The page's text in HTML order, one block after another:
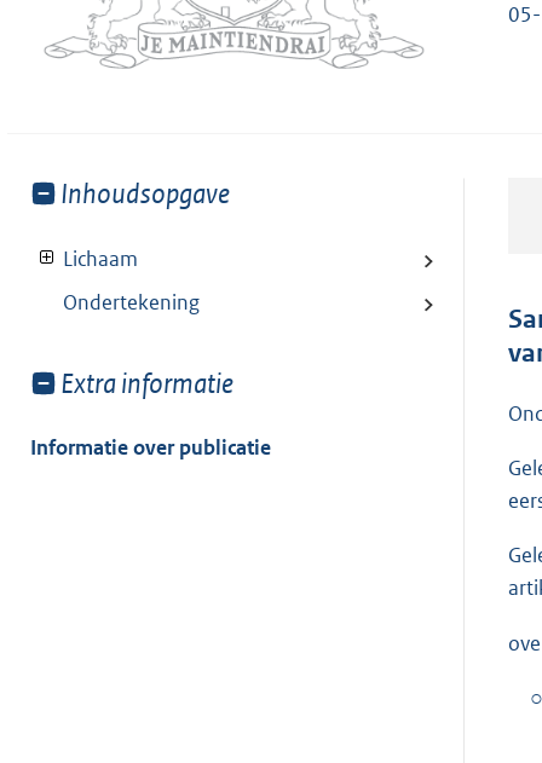
Toon
van:
Inhoudsopgave
Lichaam
Ondertekening
Toon
van:
Extra informatie
Informatie over publicatie
○